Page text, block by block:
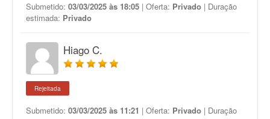
Submetido: 03/03/2025 às 18:05 | Oferta: Privado | Duração
estimada: Privado
Hiago C.
Rejeitada
Submetido: 03/03/2025 às 11:21 | Oferta: Privado | Duração